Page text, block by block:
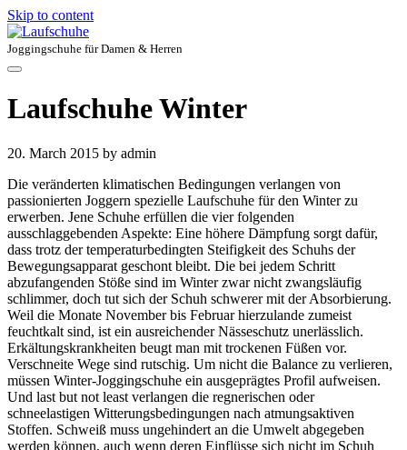
Skip to content
Joggingschuhe für Damen & Herren
Laufschuhe Winter
20. March 2015 by admin
Die veränderten klimatischen Bedingungen verlangen von
passionierten Joggern spezielle Laufschuhe für den Winter zu
erwerben. Jene Schuhe erfüllen die vier folgenden
ausschlaggebenden Aspekte: Eine höhere Dämpfung sorgt dafür,
dass trotz der temperaturbedingten Steifigkeit des Schuhs der
Bewegungsapparat geschont bleibt. Die bei jedem Schritt
abzufangenden Stöße sind im Winter zwar nicht zwangsläufig
schlimmer, doch tut sich der Schuh schwerer mit der Absorbierung.
Weil die Monate November bis Februar hierzulande zumeist
feuchtkalt sind, ist ein ausreichender Nässeschutz unerlässlich.
Erkältungskrankheiten beugt man mit trockenen Füßen vor.
Verschneite Wege sind rutschig. Um nicht die Balance zu verlieren,
müssen Winter-Joggingschuhe ein ausgeprägtes Profil aufweisen.
Und last but not least verlangen die regnerischen oder
schneelastigen Witterungsbedingungen nach atmungsaktiven
Stoffen. Schweiß muss ungehindert an die Umwelt abgegeben
werden können, auch wenn deren Einflüsse sich nicht im Schuh